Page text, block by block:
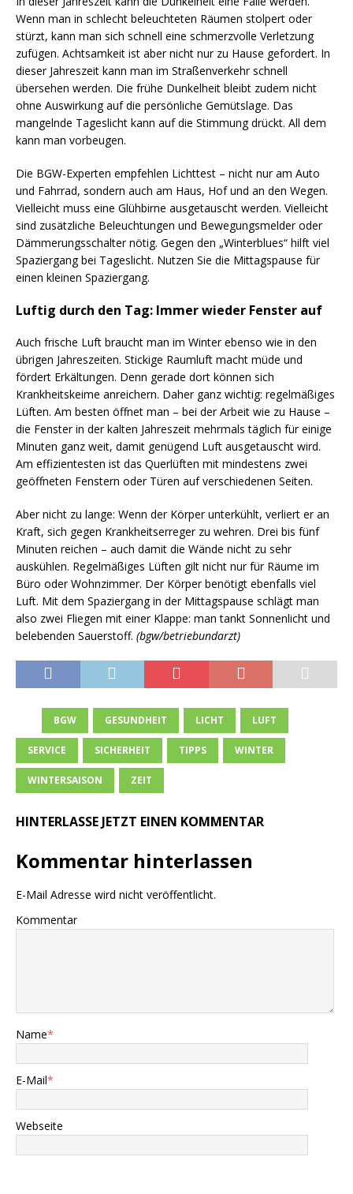
Wenn man in schlecht beleuchteten Räumen stolpert oder
stürzt, kann man sich schnell eine schmerzvolle Verletzung
zufügen. Achtsamkeit ist aber nicht nur zu Hause gefordert. In
dieser Jahreszeit kann man im Straßenverkehr schnell
übersehen werden. Die frühe Dunkelheit bleibt zudem nicht
ohne Auswirkung auf die persönliche Gemütslage. Das
mangelnde Tageslicht kann auf die Stimmung drückt. All dem
kann man vorbeugen.
Die BGW-Experten empfehlen Lichttest – nicht nur am Auto
und Fahrrad, sondern auch am Haus, Hof und an den Wegen.
Vielleicht muss eine Glühbirne ausgetauscht werden. Vielleicht
sind zusätzliche Beleuchtungen und Bewegungsmelder oder
Dämmerungsschalter nötig. Gegen den „Winterblues“ hilft viel
Spaziergang bei Tageslicht. Nutzen Sie die Mittagspause für
einen kleinen Spaziergang.
Luftig durch den Tag: Immer wieder Fenster auf
Auch frische Luft braucht man im Winter ebenso wie in den
übrigen Jahreszeiten. Stickige Raumluft macht müde und
fördert Erkältungen. Denn gerade dort können sich
Krankheitskeime anreichern. Daher ganz wichtig: regelmäßiges
Lüften. Am besten öffnet man – bei der Arbeit wie zu Hause –
die Fenster in der kalten Jahreszeit mehrmals täglich für einige
Minuten ganz weit, damit genügend Luft ausgetauscht wird.
Am effizientesten ist das Querlüften mit mindestens zwei
geöffneten Fenstern oder Türen auf verschiedenen Seiten.
Aber nicht zu lange: Wenn der Körper unterkühlt, verliert er an
Kraft, sich gegen Krankheitserreger zu wehren. Drei bis fünf
Minuten reichen – auch damit die Wände nicht zu sehr
auskühlen. Regelmäßiges Lüften gilt nicht nur für Räume im
Büro oder Wohnzimmer. Der Körper benötigt ebenfalls viel
Luft. Mit dem Spaziergang in der Mittagspause schlägt man
also zwei Fliegen mit einer Klappe: man tankt Sonnenlicht und
belebenden Sauerstoff. (bgw/betriebundarzt)
BGW GESUNDHEIT LICHT LUFT
SERVICE SICHERHEIT TIPPS WINTER
WINTERSAISON ZEIT
HINTERLASSE JETZT EINEN KOMMENTAR
Kommentar hinterlassen
E-Mail Adresse wird nicht veröffentlicht.
Kommentar
Name*
E-Mail*
Webseite